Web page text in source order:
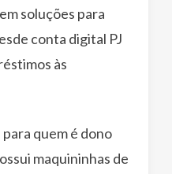
soluções para
conta digital PJ
às
quem é dono
maquininhas de